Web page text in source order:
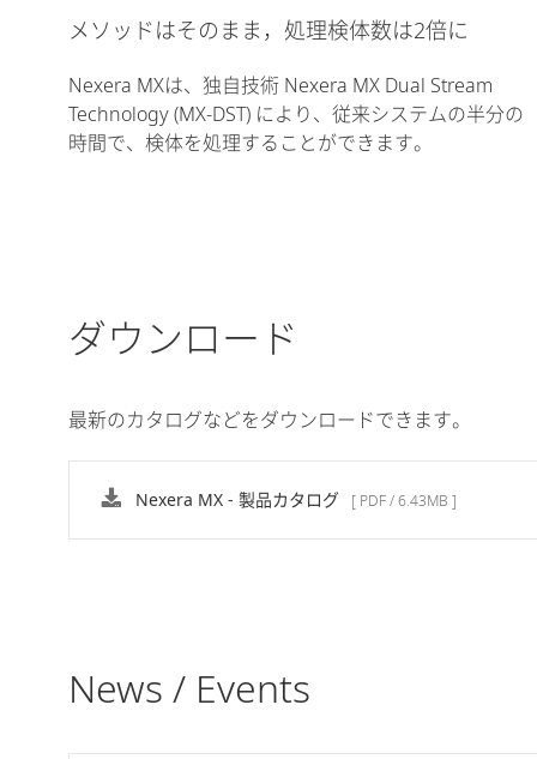
メソッドはそのまま，処理検体数は2倍に
Nexera MXは、独自技術 Nexera MX Dual Stream
Technology (MX-DST) により、従来システムの半分の
時間で、検体を処理することができます。
ダウンロード
最新のカタログなどをダウンロードできます。
Nexera MX - 製品カタログ [ PDF / 6.43MB ]
News / Events